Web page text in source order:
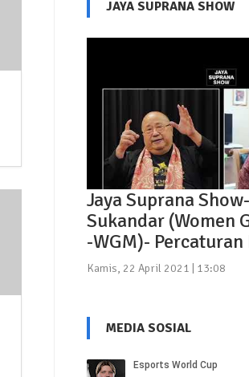
JAYA SUPRANA SHOW
Jaya Suprana
Sukandar (Women
-WGM)-
Kamis, 22 April 2021 | 13:08
MEDIA SOSIAL